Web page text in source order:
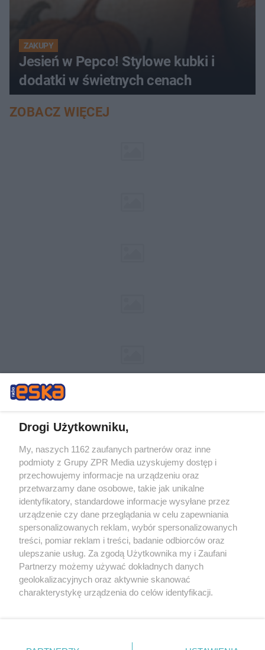
ZAKUPY
Jesień w Pepco! Stylowe kubki i
dodatki w świetnych cenach
ZOBACZ WIĘCEJ
Żaden utwór zamieszczony w serwisie nie może być powielany i
rozpowszechniany lub dalej rozpowszechniany w jakikolwiek sposób (w
tym także elektroniczny lub mechaniczny) na jakimkolwiek polu
eksploatacji w jakiejkolwiek formie, włącznie z umieszczaniem w
Internecie bez pisemnej zgody właściciela praw. Jakiekolwiek użycie lub
wykorzystanie utworów w całości lub w części z naruszeniem prawa,
tzn. bez właściwej zgody, jest zabronione pod groźbą kary i może być
ścigane prawnie.
Drogi Użytkowniku,
My, naszych 1162 zaufanych partnerów oraz inne
podmioty z Grupy ZPR Media uzyskujemy dostęp i
przechowujemy informacje na urządzeniu oraz
przetwarzamy dane osobowe, takie jak unikalne
identyfikatory, standardowe informacje wysyłane przez
urządzenie czy dane przeglądania w celu zapewniania
spersonalizowanych reklam, wybór spersonalizowanych
treści, pomiar reklam i treści, badanie odbiorców oraz
ulepszanie usług. Za zgodą Użytkownika my i Zaufani
Partnerzy możemy używać dokładnych danych
geolokalizacyjnych oraz aktywnie skanować
charakterystykę urządzenia do celów identyfikacji.
zmienić/wycofać klikając przycisk ustawień prywatności